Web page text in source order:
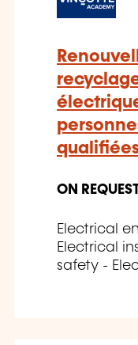
ON
Electrical
Electrical
safety -